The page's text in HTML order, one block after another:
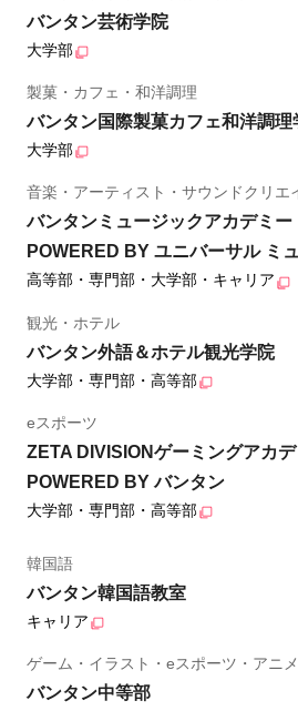
バンタン芸術学院
大学部
製菓・カフェ・和洋調理
バンタン国際製菓カフェ和洋調理
大学部
音楽・アーティスト・サウンドクリエ
バンタンミュージックアカデミー
POWERED BY ユニバーサル ミ
高等部・専門部・大学部・キャリア
観光・ホテル
バンタン外語＆ホテル観光学院
大学部・専門部・高等部
eスポーツ
ZETA DIVISIONゲーミングアカ
POWERED BY バンタン
大学部・専門部・高等部
韓国語
バンタン韓国語教室
キャリア
ゲーム・イラスト・eスポーツ・アニメ
バンタン中等部